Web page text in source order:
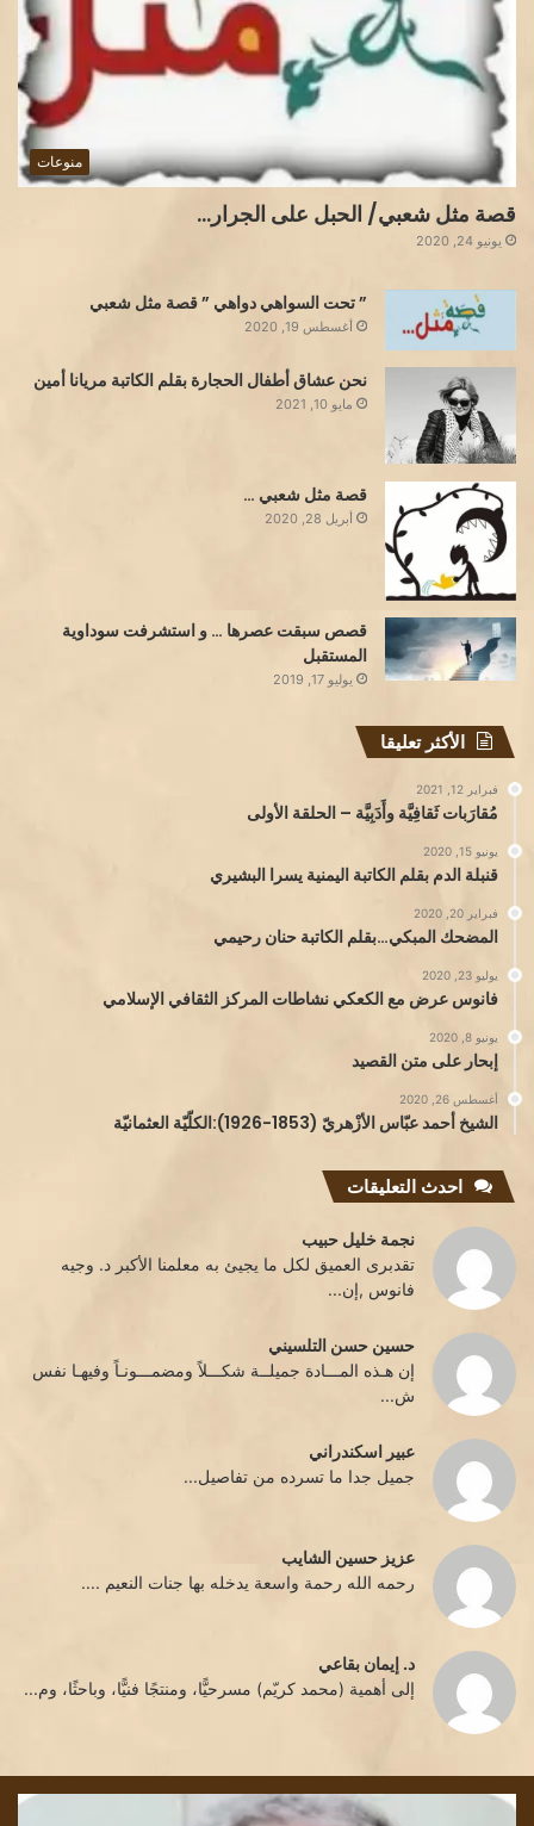
منوعات
قصة مثل شعبي/ الحبل على الجرار…
يونيو 24, 2020
” تحت السواهي دواهي ” قصة مثل شعبي
أغسطس 19, 2020
نحن عشاق أطفال الحجارة بقلم الكاتبة مريانا أمين
مايو 10, 2021
قصة مثل شعبي …
أبريل 28, 2020
قصص سبقت عصرها … و استشرفت سوداوية
المستقبل
يوليو 17, 2019
الأكثر تعليقا
فبراير 12, 2021
مُقارَبات ثَقافِيَّة وأَدَبِيَّة – الحلقة الأولى
يونيو 15, 2020
قنبلة الدم بقلم الكاتبة اليمنية يسرا البشيري
فبراير 20, 2020
المضحك المبكي…بقلم الكاتبة حنان رحيمي
يوليو 23, 2020
فانوس عرض مع الكعكي نشاطات المركز الثقافي الإسلامي
يونيو 8, 2020
إبحار على متن القصيد
أغسطس 26, 2020
الشيخ أحمد عبّاس الأزْهريّ (1853-1926):الكلّيّة العثمانيّة
احدث التعليقات
نجمة خليل حبيب
تقدبرى العميق لكل ما يجيئ به معلمنا الأكبر د. وجيه
فانوس ,إن...
حسين حسن التلسيني
إن هـذه المـــادة جميلــة شكـــلاً ومضمـــونـاً وفيهـا نفس
ش...
عبير اسكندراني
جميل جدا ما تسرده من تفاصيل...
عزيز حسين الشايب
رحمه الله رحمة واسعة يدخله بها جنات النعيم ....
د. إيمان بقاعي
إلى أهمية (محمد كريّم) مسرحيًّا، ومنتجًا فنيًّا، وباحثًا، وم...
رحيل